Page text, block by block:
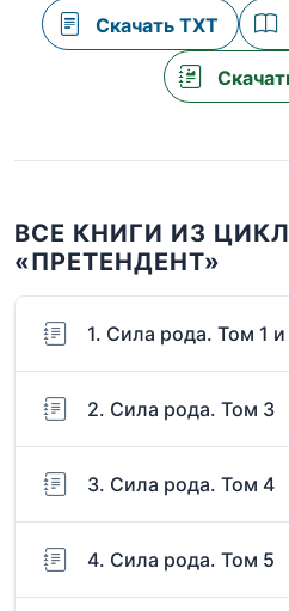
Скачать TXT
ВСЕ КНИГИ ИЗ
«ПРЕТЕНДЕНТ»
1. Сила рода. Том 1
2. Сила рода. Том 3
3. Сила рода. Том 4
4. Сила рода. Том 5